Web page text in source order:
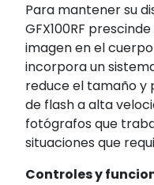
Para mantener su
GFX100RF
imagen en el cuerpo
incorpora un
reduce el tamaño y
de flash a alta
fotógrafos que
situaciones que
Controles y